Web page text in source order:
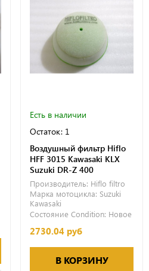
Есть в наличии
Остаток: 1
Воздушный фильтр Hiflo
HFF 3015 Kawasaki KLX
Suzuki DR-Z 400
Производитель: Hiflo filtro
Марка мотоцикла: Suzuki
Kawasaki
Состояние Condition: Новое
2730.04 руб
В КОРЗИНУ